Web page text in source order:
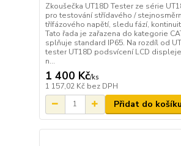
Zkoušečka UT18D Tester ze série
pro testování střídavého /
třífázového napětí, sledu fází,
Tato řada je zařazena do kategorie
splňuje standard IP65. Na rozdíl od
tester UT18D podsvícení LCD
n...
1 400 Kč/ks
1 157,02 Kč bez DPH
Přidat do košíku